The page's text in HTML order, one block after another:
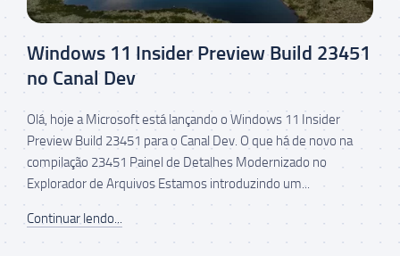
Windows 11 Insider Preview Build 23451
no Canal Dev
Olá, hoje a Microsoft está lançando o Windows 11 Insider
Preview Build 23451 para o Canal Dev. O que há de novo na
compilação 23451 Painel de Detalhes Modernizado no
Explorador de Arquivos Estamos introduzindo um...
Continuar lendo...